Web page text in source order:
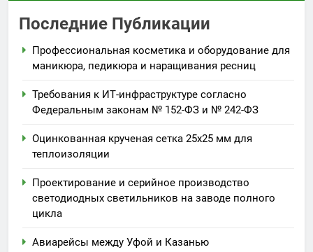
Последние Публикации
Профессиональная косметика и оборудование для
маникюра, педикюра и наращивания ресниц
Требования к ИТ-инфраструктуре согласно
Федеральным законам № 152-ФЗ и № 242-ФЗ
Оцинкованная крученая сетка 25х25 мм для
теплоизоляции
Проектирование и серийное производство
светодиодных светильников на заводе полного
цикла
Авиарейсы между Уфой и Казанью